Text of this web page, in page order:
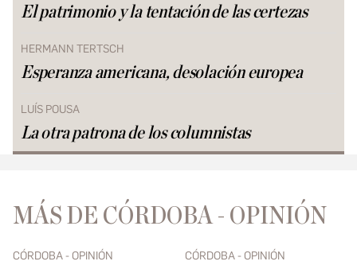
El patrimonio y la tentación de las certezas
HERMANN TERTSCH
Esperanza americana, desolación europea
LUÍS POUSA
La otra patrona de los columnistas
MÁS DE CÓRDOBA - OPINIÓN
CÓRDOBA - OPINIÓN CÓRDOBA - OPINIÓN